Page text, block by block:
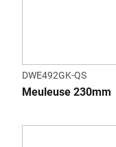
DWE492GK-QS
Meuleuse 230mm